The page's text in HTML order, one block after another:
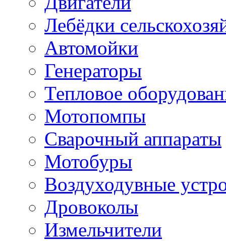
Лебёдки
Автомойки
Генераторы
Тепловое
Мотопомпы
Сварочный аппараты
Мотобуры
Воздуходувные
Дровоколы
Измельчители